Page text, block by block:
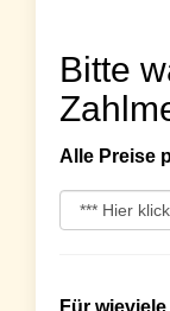
Bitte
Alle Preise